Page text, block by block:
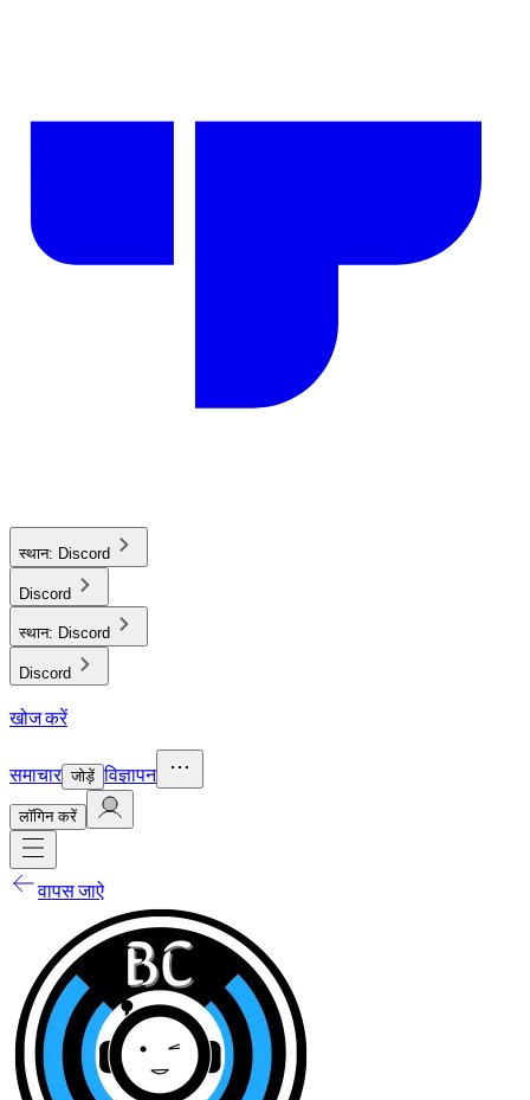
स्थान: Discord
Discord
स्थान: Discord
Discord
खोज करें
समाचार जोड़ें विज्ञापन
लाॅगिन करें
वापस जाऐ